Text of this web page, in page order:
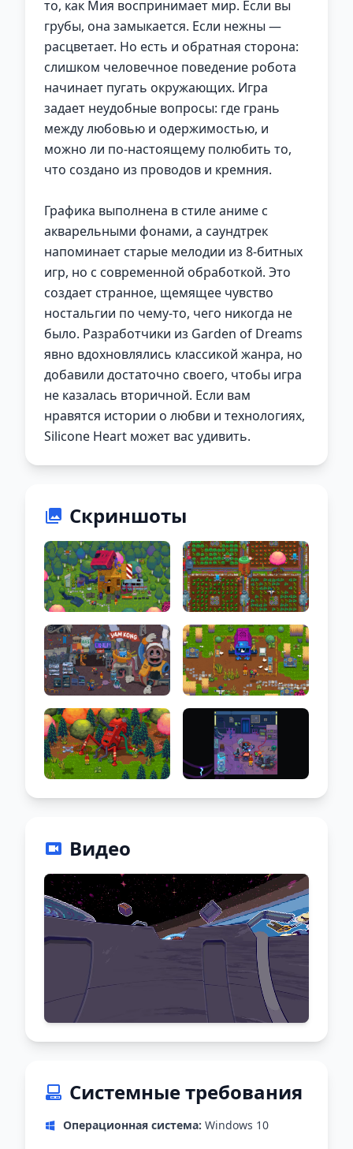
то, как Мия воспринимает мир. Если вы
грубы, она замыкается. Если нежны —
расцветает. Но есть и обратная сторона:
слишком человечное поведение робота
начинает пугать окружающих. Игра
задает неудобные вопросы: где грань
между любовью и одержимостью, и
можно ли по-настоящему полюбить то,
что создано из проводов и кремния.
Графика выполнена в стиле аниме с
акварельными фонами, а саундтрек
напоминает старые мелодии из 8-битных
игр, но с современной обработкой. Это
создает странное, щемящее чувство
ностальгии по чему-то, чего никогда не
было. Разработчики из Garden of Dreams
явно вдохновлялись классикой жанра, но
добавили достаточно своего, чтобы игра
не казалась вторичной. Если вам
нравятся истории о любви и технологиях,
Silicone Heart может вас удивить.
Скриншоты
Видео
Системные требования
Операционная система: Windows 10